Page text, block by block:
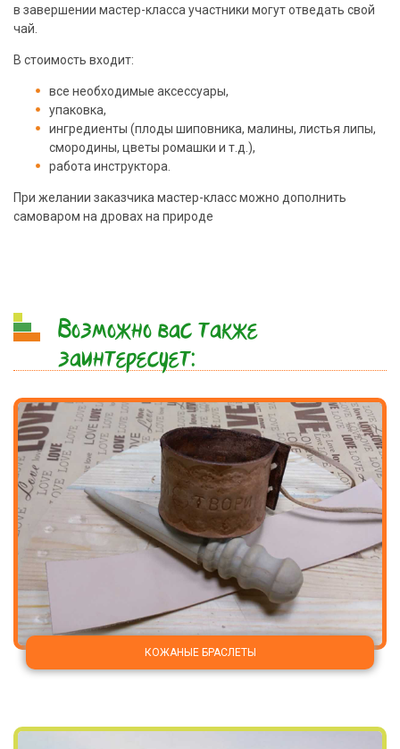
в завершении мастер-класса участники могут отведать свой
чай.
В стоимость входит:
все необходимые аксессуары,
упаковка,
ингредиенты (плоды шиповника, малины, листья липы,
смородины, цветы ромашки и т.д.),
работа инструктора.
При желании заказчика мастер-класс можно дополнить
самоваром на дровах на природе
Возможно вас также
заинтересует:
КОЖАНЫЕ БРАСЛЕТЫ